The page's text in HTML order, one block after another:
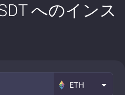
へのインス
ETH